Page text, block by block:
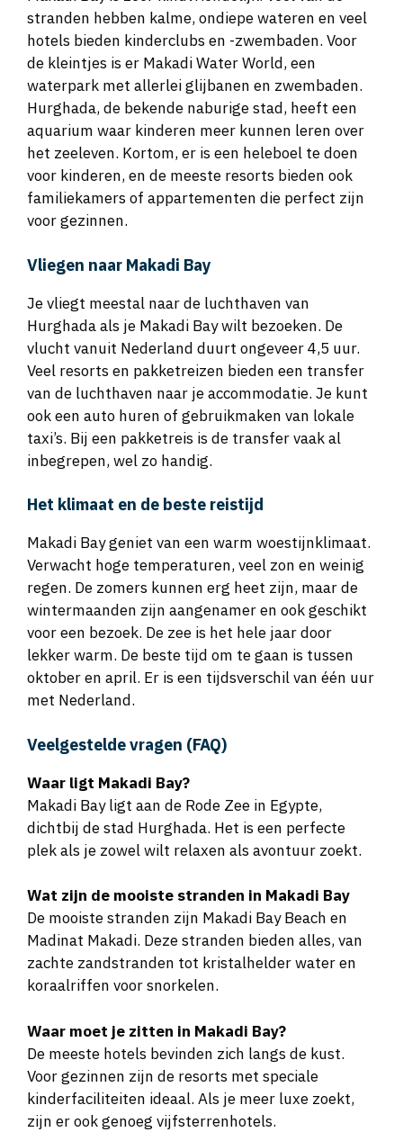
stranden hebben kalme, ondiepe wateren en veel
hotels bieden kinderclubs en -zwembaden. Voor
de kleintjes is er Makadi Water World, een
waterpark met allerlei glijbanen en zwembaden.
Hurghada, de bekende naburige stad, heeft een
aquarium waar kinderen meer kunnen leren over
het zeeleven. Kortom, er is een heleboel te doen
voor kinderen, en de meeste resorts bieden ook
familiekamers of appartementen die perfect zijn
voor gezinnen.
Vliegen naar Makadi Bay
Je vliegt meestal naar de luchthaven van
Hurghada als je Makadi Bay wilt bezoeken. De
vlucht vanuit Nederland duurt ongeveer 4,5 uur.
Veel resorts en pakketreizen bieden een transfer
van de luchthaven naar je accommodatie. Je kunt
ook een auto huren of gebruikmaken van lokale
taxi’s. Bij een pakketreis is de transfer vaak al
inbegrepen, wel zo handig.
Het klimaat en de beste reistijd
Makadi Bay geniet van een warm woestijnklimaat.
Verwacht hoge temperaturen, veel zon en weinig
regen. De zomers kunnen erg heet zijn, maar de
wintermaanden zijn aangenamer en ook geschikt
voor een bezoek. De zee is het hele jaar door
lekker warm. De beste tijd om te gaan is tussen
oktober en april. Er is een tijdsverschil van één uur
met Nederland.
Veelgestelde vragen (FAQ)
Waar ligt Makadi Bay?
Makadi Bay ligt aan de Rode Zee in Egypte,
dichtbij de stad Hurghada. Het is een perfecte
plek als je zowel wilt relaxen als avontuur zoekt.
Wat zijn de mooiste stranden in Makadi Bay
De mooiste stranden zijn Makadi Bay Beach en
Madinat Makadi. Deze stranden bieden alles, van
zachte zandstranden tot kristalhelder water en
koraalriffen voor snorkelen.
Waar moet je zitten in Makadi Bay?
De meeste hotels bevinden zich langs de kust.
Voor gezinnen zijn de resorts met speciale
kinderfaciliteiten ideaal. Als je meer luxe zoekt,
zijn er ook genoeg vijfsterrenhotels.